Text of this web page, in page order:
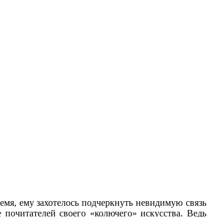
ему захотелось подчеркнуть невидимую связь
своего «колючего» искусства. Ведь